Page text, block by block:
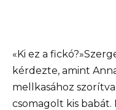
«Ki ez a
kérdezte, amint
mellkasához
csomagolt kis